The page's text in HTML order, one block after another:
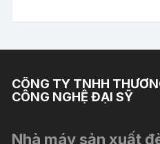
CÔNG TY TNHH
CÔNG NGHỆ ĐẠI SỸ
Nhà máy sản xuất